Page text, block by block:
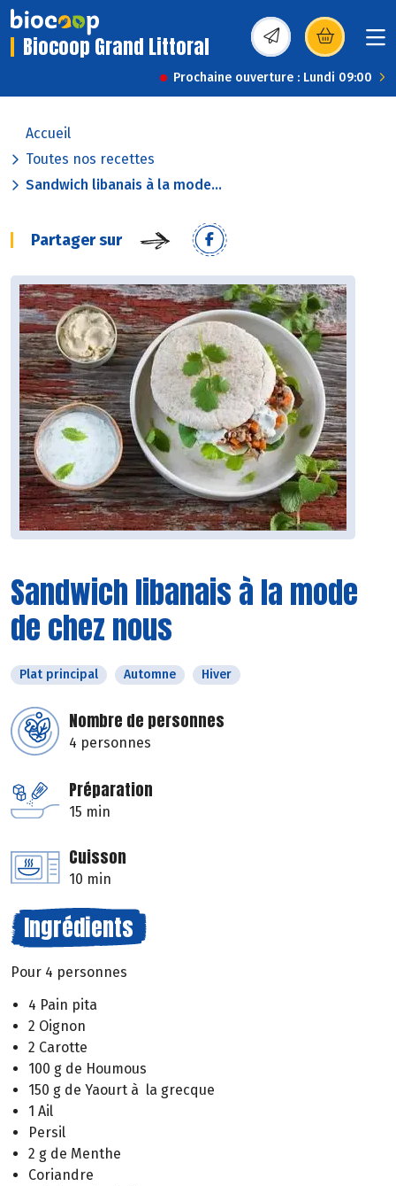
Biocoop Grand Littoral (s’ouvre dans une
Prochaine ouverture : Lundi 09:00
Accueil
Toutes nos recettes
Sandwich libanais à la mode...
Partager sur
Sandwich libanais à la mode
de chez nous
Plat principal Automne Hiver
Nombre de personnes
4 personnes
Préparation
15 min
Cuisson
10 min
Ingrédients
Pour 4 personnes
4 Pain pita
2 Oignon
2 Carotte
100 g de Houmous
150 g de Yaourt à la grecque
1 Ail
Persil
2 g de Menthe
Coriandre